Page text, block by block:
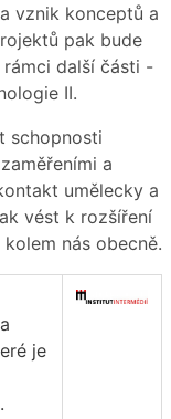
vznik konceptů a
pak bude
další části -
II.
schopnosti
a
umělecky a
vést k rozšíření
nás obecně.
je